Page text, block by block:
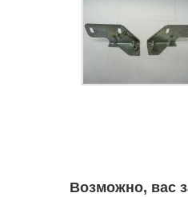
Возможно, вас